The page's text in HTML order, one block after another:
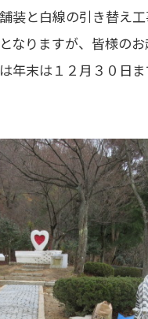
と白線の引き替え
なりますが、皆様の
末は１２月３０日ま